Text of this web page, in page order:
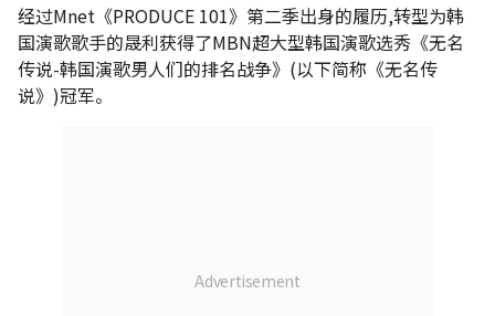
经过Mnet《PRODUCE 101》第二季出身的履历,转型为韩
国演歌歌手的晟利获得了MBN超大型韩国演歌选秀《无名
传说-韩国演歌男人们的排名战争》(以下简称《无名传
说》)冠军。